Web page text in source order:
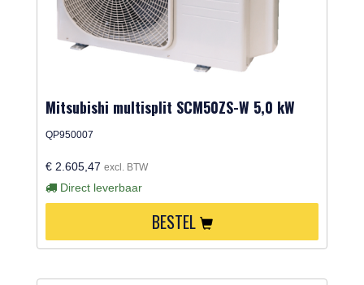
Mitsubishi multisplit SCM50ZS-W 5,0 kW
QP950007
€ 2.605,47 excl. BTW
Direct leverbaar
BESTEL